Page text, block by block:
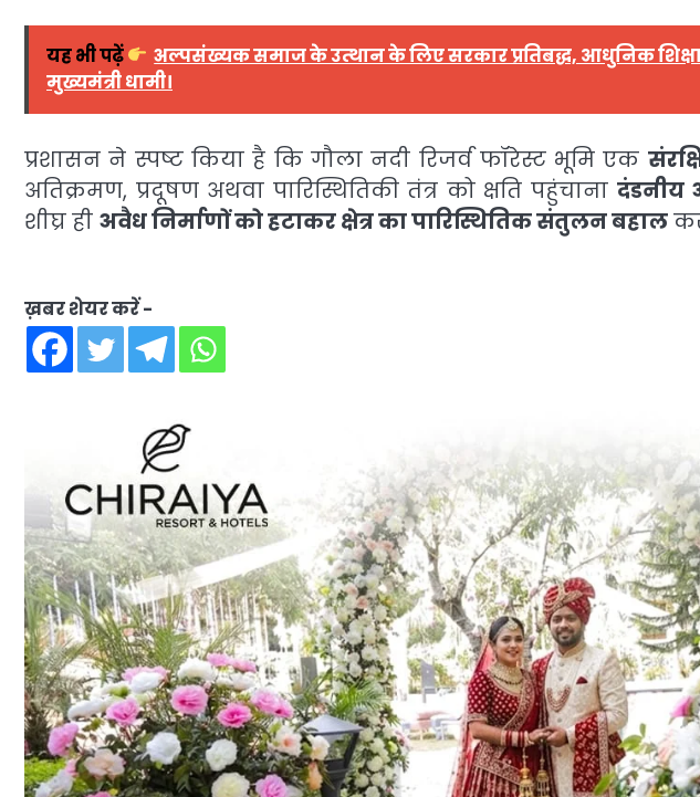
यह भी पढ़ें
अल्पसंख्यक समाज के उत्थान के लिए सरकार प्रतिबद्ध, आधुनिक
मुख्यमंत्री धामी।
प्रशासन ने स्पष्ट किया है कि गौला नदी रिजर्व फॉरेस्ट भूमि एक
अतिक्रमण, प्रदूषण अथवा पारिस्थितिकी तंत्र को क्षति पहुंचाना दंडनीय
शीघ्र ही अवैध निर्माणों को हटाकर क्षेत्र का पारिस्थितिक संतुलन बहाल
ख़बर शेयर करें -